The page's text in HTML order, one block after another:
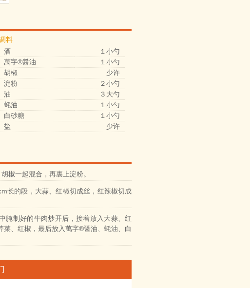
料
酒
１小勺
萬字®醤油
１小勺
胡椒
少许
淀粉
２小勺
油
３大勺
蚝油
１小勺
白砂糖
１小勺
盐
少许
椒一起混合，再裹上淀粉。
长的段，大蒜、红椒切成丝，红辣椒切成
腌制好的牛肉炒开后，接着放入大蒜、红
菜、红椒，最后放入萬字®醤油、蚝油、白